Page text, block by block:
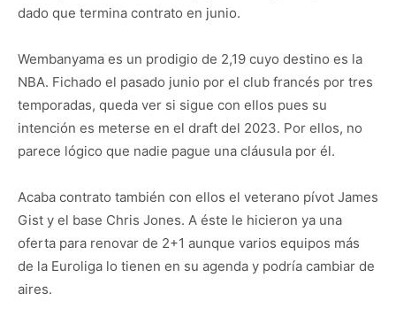
dado que termina contrato en junio.
Wembanyama es un prodigio de 2,19 cuyo destino es la
NBA. Fichado el pasado junio por el club francés por tres
temporadas, queda ver si sigue con ellos pues su
intención es meterse en el draft del 2023. Por ellos, no
parece lógico que nadie pague una cláusula por él.
Acaba contrato también con ellos el veterano pívot James
Gist y el base Chris Jones. A éste le hicieron ya una
oferta para renovar de 2+1 aunque varios equipos más
de la Euroliga lo tienen en su agenda y podría cambiar de
aires.